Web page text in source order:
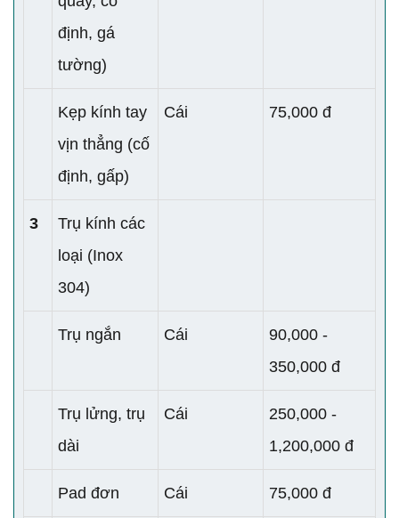
định, gá
tường)
Kẹp kính tay
vịn thẳng (cố
định, gấp)
Cái 75,000 đ
3
Trụ kính các
loại (Inox
304)
Trụ ngắn Cái
90,000 -
350,000 đ
Trụ lửng, trụ
dài
Cái
250,000 -
1,200,000 đ
Pad đơn Cái 75,000 đ